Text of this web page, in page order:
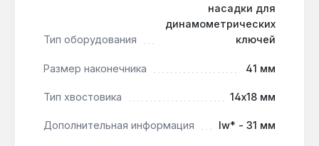
Насадка предназначена для использования в
автосервисах, на станциях техобслуживания и
промышленных предприятиях. Производство —
Тип оборудования
насадки для
динамометрических
ключей
Размер наконечника 41 мм
Тип хвостовика 14х18 мм
Дополнительная информация lw* - 31 мм